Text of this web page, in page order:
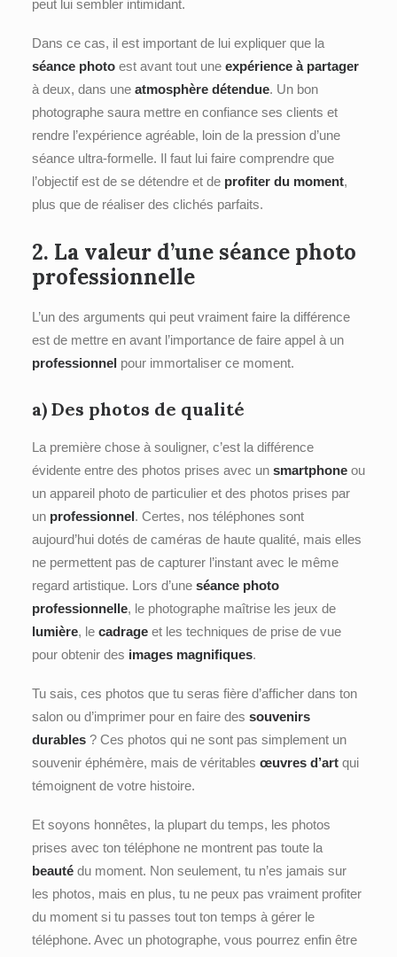
peut lui sembler intimidant.
Dans ce cas, il est important de lui expliquer que la
séance photo est avant tout une expérience à partager
à deux, dans une atmosphère détendue. Un bon
photographe saura mettre en confiance ses clients et
rendre l’expérience agréable, loin de la pression d’une
séance ultra-formelle. Il faut lui faire comprendre que
l’objectif est de se détendre et de profiter du moment,
plus que de réaliser des clichés parfaits.
2. La valeur d’une séance photo
professionnelle
L’un des arguments qui peut vraiment faire la différence
est de mettre en avant l’importance de faire appel à un
professionnel pour immortaliser ce moment.
a) Des photos de qualité
La première chose à souligner, c’est la différence
évidente entre des photos prises avec un smartphone ou
un appareil photo de particulier et des photos prises par
un professionnel. Certes, nos téléphones sont
aujourd’hui dotés de caméras de haute qualité, mais elles
ne permettent pas de capturer l’instant avec le même
regard artistique. Lors d’une séance photo
professionnelle, le photographe maîtrise les jeux de
lumière, le cadrage et les techniques de prise de vue
pour obtenir des images magnifiques.
Tu sais, ces photos que tu seras fière d’afficher dans ton
salon ou d’imprimer pour en faire des souvenirs
durables ? Ces photos qui ne sont pas simplement un
souvenir éphémère, mais de véritables œuvres d’art qui
témoignent de votre histoire.
Et soyons honnêtes, la plupart du temps, les photos
prises avec ton téléphone ne montrent pas toute la
beauté du moment. Non seulement, tu n’es jamais sur
les photos, mais en plus, tu ne peux pas vraiment profiter
du moment si tu passes tout ton temps à gérer le
téléphone. Avec un photographe, vous pourrez enfin être